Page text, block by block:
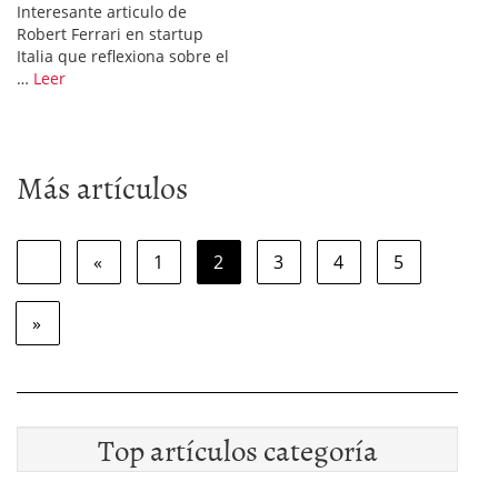
Interesante articulo de
Robert Ferrari en startup
Italia que reflexiona sobre el
… Leer
Más artículos
« 1 2 3 4 5
»
Top artículos categoría